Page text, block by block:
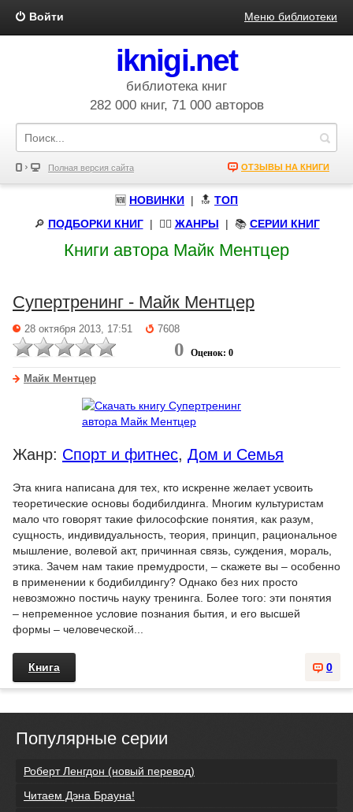
Войти Меню библиотеки
iknigi.net
библиотека книг
282 000 книг, 71 000 авторов
Полная версия сайта ОТЗЫВЫ НА КНИГИ
🆕 НОВИНКИ | 🔝 ТОП
🔎 ПОДБОРКИ КНИГ| 🧝‍♀️ ЖАНРЫ | 📚 СЕРИИ КНИГ
Книги автора Майк Ментцер
Супертренинг - Майк Ментцер
28 октября 2013, 17:51 7608
0 Оценок: 0
Майк Ментцер
Жанр: Спорт и фитнес, Дом и Семья
Эта книга написана для тех, кто искренне желает усвоить
теоретические основы бодибилдинга. Многим культуристам
мало что говорят такие философские понятия, как разум,
сущность, индивидуальность, теория, принцип, рациональное
мышление, волевой акт, причинная связь, суждения, мораль,
этика. Зачем нам такие премудрости, – скажете вы – особенно
в применении к бодибилдингу? Однако без них просто
невозможно постичь науку тренинга. Более того: эти понятия
– непременное условие познания бытия, и его высшей
формы – человеческой...
0
Книга
Популярные серии
Роберт Ленгдон (новый перевод)
Читаем Дэна Брауна!